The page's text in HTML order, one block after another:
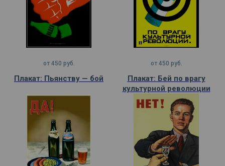
от 450 руб.
Плакат: Пьянству — бой
от 450 руб.
Плакат: Бей по врагу
культурной революции